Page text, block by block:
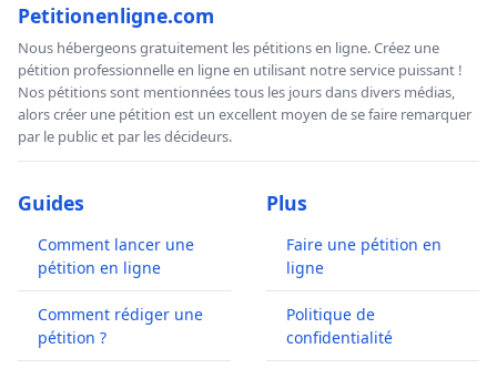
Petitionenligne.com
Nous hébergeons gratuitement les pétitions en ligne. Créez une
pétition professionnelle en ligne en utilisant notre service puissant !
Nos pétitions sont mentionnées tous les jours dans divers médias,
alors créer une pétition est un excellent moyen de se faire remarquer
par le public et par les décideurs.
Guides
Comment lancer une
pétition en ligne
Comment rédiger une
pétition ?
Plus
Faire une pétition en
ligne
Politique de
confidentialité